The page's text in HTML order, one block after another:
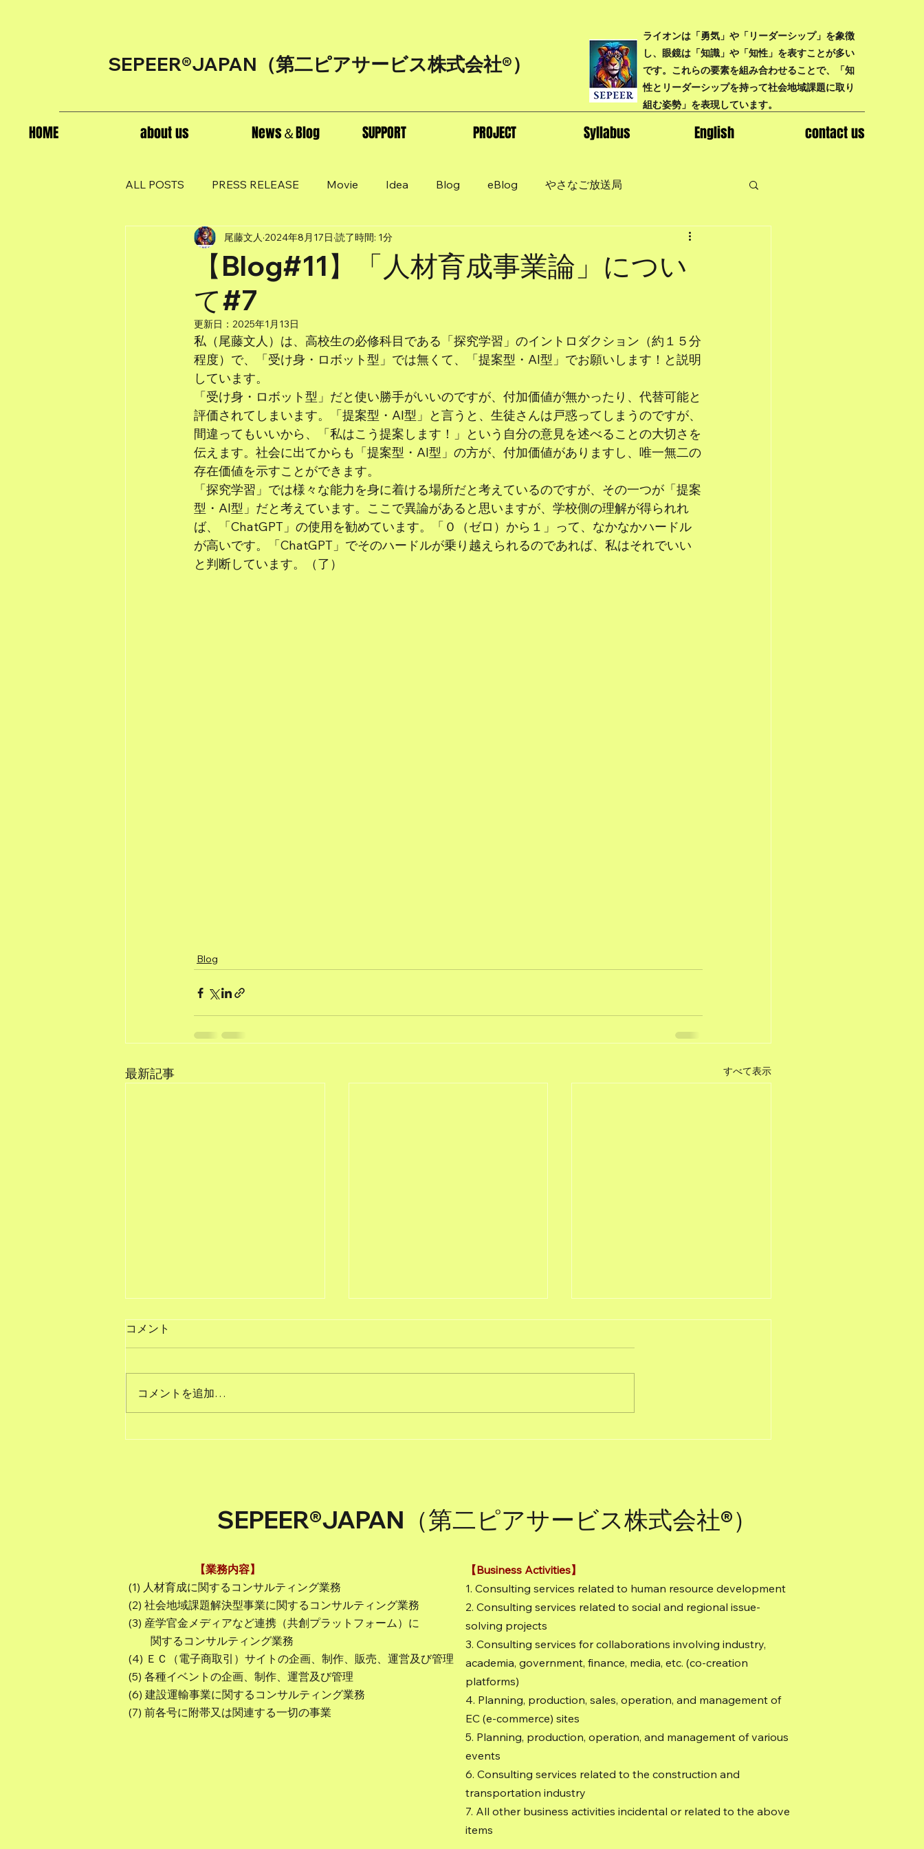
SEPEER®JAPAN（第二ピアサービス株式会社®）
ライオンは「勇気」や「リーダーシップ」を象徴
し、眼鏡は「知識」や「知性」を表すことが多い
です。これらの要素を組み合わせることで、「知
性とリーダーシップを持って社会地域課題に取り
組む姿勢」を表現しています。
HOME about us News＆Blog SUPPORT PROJECT Syllabus English contact us
ALL POSTS PRESS RELEASE Movie Idea Blog eBlog やさなご放送局
【Blog#11】「人材育成事業論」につい
て#7
尾藤文人 2024年8月17日 読了時間: 1分
更新日： 2025年1月13日
私（尾藤文人）は、高校生の必修科目である「探究学習」のイントロダクション（約１５分
程度）で、「受け身・ロボット型」では無くて、「提案型・AI型」でお願いします！と説明
しています。
「受け身・ロボット型」だと使い勝手がいいのですが、付加価値が無かったり、代替可能と
評価されてしまいます。「提案型・AI型」と言うと、生徒さんは戸惑ってしまうのですが、
間違ってもいいから、「私はこう提案します！」という自分の意見を述べることの大切さを
伝えます。社会に出てからも「提案型・AI型」の方が、付加価値がありますし、唯一無二の
存在価値を示すことができます。
「探究学習」では様々な能力を身に着ける場所だと考えているのですが、その一つが「提案
型・AI型」だと考えています。ここで異論があると思いますが、学校側の理解が得られれ
ば、「ChatGPT」の使用を勧めています。「０（ゼロ）から１」って、なかなかハードル
が高いです。「ChatGPT」でそのハードルが乗り越えられるのであれば、私はそれでいい
と判断しています。（了）
Blog
最新記事 すべて表示
#51ただで人に頼むこと
コメント
コメントを追加…
SEPEER®JAPAN（第二ピアサービス株式会社®）
【業務内容】
(1) 人材育成に関するコンサルティング業務
(2) 社会地域課題解決型事業に関するコンサルティング業務
(3) 産学官金メディアなど連携（共創プラットフォーム）に
関するコンサルティング業務
(4) ＥＣ（電子商取引）サイトの企画、制作、販売、運営及び管理
(5) 各種イベントの企画、制作、運営及び管理
(6) 建設運輸事業に関するコンサルティング業務
(7) 前各号に附帯又は関連する一切の事業
【Business Activities】
1. Consulting services related to human resource development
2. Consulting services related to social and regional issue-
solving projects
3. Consulting services for collaborations involving industry,
academia, government, finance, media, etc. (co-creation
platforms)
4. Planning, production, sales, operation, and management of
EC (e-commerce) sites
5. Planning, production, operation, and management of various
events
6. Consulting services related to the construction and
transportation industry
7. All other business activities incidental or related to the above
items